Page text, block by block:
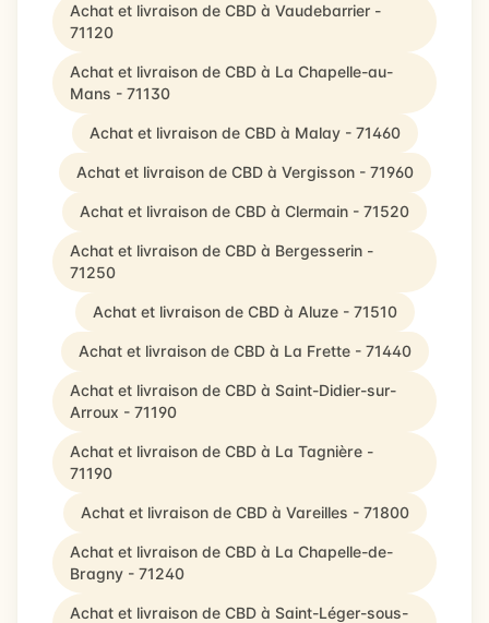
Achat et livraison de CBD à Vaudebarrier -
71120
Achat et livraison de CBD à La Chapelle-au-
Mans - 71130
Achat et livraison de CBD à Malay - 71460
Achat et livraison de CBD à Vergisson - 71960
Achat et livraison de CBD à Clermain - 71520
Achat et livraison de CBD à Bergesserin -
71250
Achat et livraison de CBD à Aluze - 71510
Achat et livraison de CBD à La Frette - 71440
Achat et livraison de CBD à Saint-Didier-sur-
Arroux - 71190
Achat et livraison de CBD à La Tagnière -
71190
Achat et livraison de CBD à Vareilles - 71800
Achat et livraison de CBD à La Chapelle-de-
Bragny - 71240
Achat et livraison de CBD à Saint-Léger-sous-